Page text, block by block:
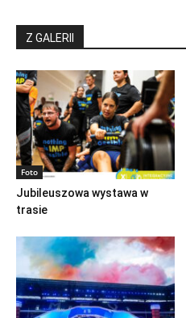
Z GALERII
Foto
Jubileuszowa wystawa w
trasie